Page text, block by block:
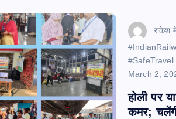
राकेश
#SafeTravel
March 2,
होली पर
कमर;